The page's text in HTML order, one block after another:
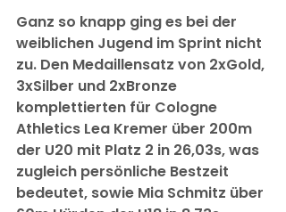
Ganz so knapp ging es bei der
weiblichen Jugend im Sprint nicht
zu. Den Medaillensatz von 2xGold,
3xSilber und 2xBronze
komplettierten für Cologne
Athletics Lea Kremer über 200m
der U20 mit Platz 2 in 26,03s, was
zugleich persönliche Bestzeit
bedeutet, sowie Mia Schmitz über